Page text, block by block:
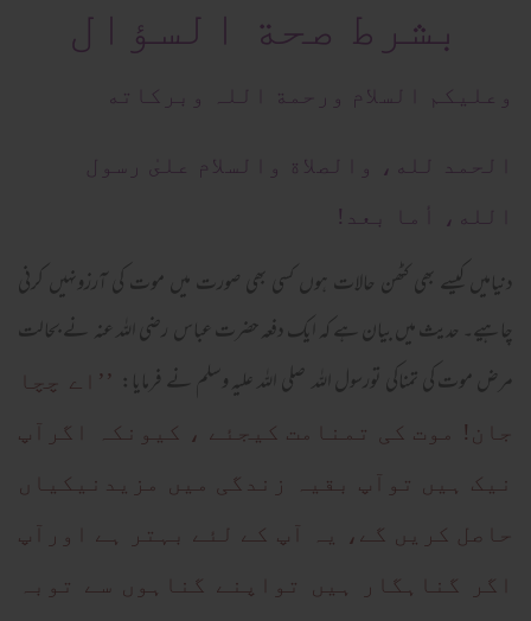
بشرط صحة السؤال
وعلیکم السلام ورحمة اللہ وبرکاته
الحمد لله، والصلاة والسلام علىٰ رسول
الله، أما بعد!
دنیامیں کیسے بھی کٹھن حالات ہوں کسی بھی صورت میں موت کی آرزونہیں کرنی
چاہیے۔ حدیث میں بیان ہے کہ ایک دفعہ حضرت عباس رضی اللہ عنہ نے بحالت
مرض موت کی تمناکی تورسول اللہ صلی اللہ علیہ وسلم نے فرمایا: ’’اے چچا
جان! موت کی تمنامت کیجئے ، کیونکہ اگرآپ
نیک ہیں توآپ بقیہ زندگی میں مزیدنیکیاں
حاصل کریں گے، یہ آپ کے لئے بہتر ہے اورآپ
اگر گناہگار ہیں تواپنے گناہوں سے توبہ